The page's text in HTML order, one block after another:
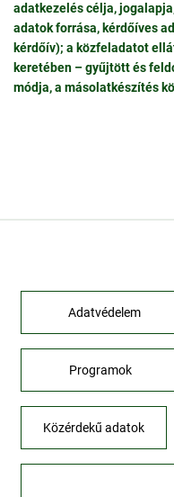
adatkezelés célja,
adatok forrása, kérdőíves
kérdőív); a közfeladatot
keretében – gyűjtött és
módja, a másolatkészítés
Adatvédelem
Programok
Közérdekű adatok